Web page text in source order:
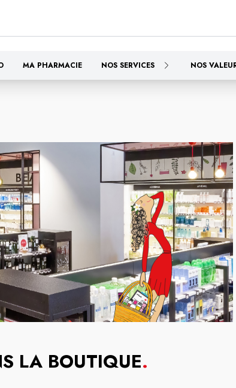
MA PHARMACIE NOS SERVICES NOS
LA BOUTIQUE.